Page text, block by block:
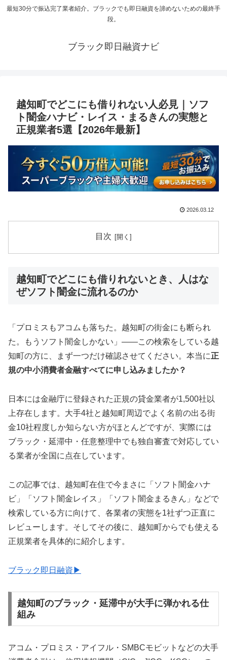
最短30分で振込完了業者紹介。ブラックでも即日融資を諦めないための最終手
段。
ブラック即日融資ナビ
越知町でどこにも借りれない人必見｜ソフ
ト闇金ハナビ・レイス・まるきんの実態と
正規業者5選【2026年最新】
2026.03.12
目次
越知町でどこにも借りれないとき、人はな
ぜソフト闇金に流れるのか
「プロミスもアコムも落ちた。越知町の街金にも断られ
た。もうソフト闇金しかない」——この検索をしている越
知町の方に、まず一つだけ確認させてください。本当に正
規の中小消費者金融すべてに申し込みましたか？
日本には金融庁に登録された正規の貸金業者が1,500社以
上存在します。大手4社と越知町周辺でよく名前の出る街
金10社程度しか知らない方がほとんどですが、実際には
ブラック・延滞中・任意整理中でも独自審査で対応してい
る業者が全国に点在しています。
この記事では、越知町在住で今まさに「ソフト闇金ハナ
ビ」「ソフト闇金レイス」「ソフト闇金まるきん」などで
検索している方に向けて、各業者の実態を1社ずつ正直に
レビューします。そしてその後に、越知町からでも使える
正規業者を具体的に紹介します。
ブラック即日融資▶
越知町のブラック・延滞中が大手に弾かれる仕
組み
アコム・プロミス・アイフル・SMBCモビットなどの大手